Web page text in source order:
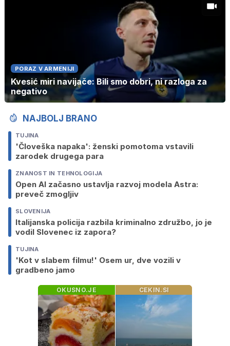
PORAZ V ARMENIJI
Kvesić miri navijače: Bili smo dobri, ni razloga za
negativo
NAJBOLJ BRANO
TUJINA
'Človeška napaka': ženski pomotoma vstavili
zarodek drugega para
ZNANOST IN TEHNOLOGIJA
Open AI začasno ustavlja razvoj modela Astra:
preveč zmogljiv
SLOVENIJA
Italijanska policija razbila kriminalno združbo, jo je
vodil Slovenec iz zapora?
TUJINA
'Kot v slabem filmu!' Osem ur, dve vozili v
gradbeno jamo
OKUSNO.JE CEKIN.SI